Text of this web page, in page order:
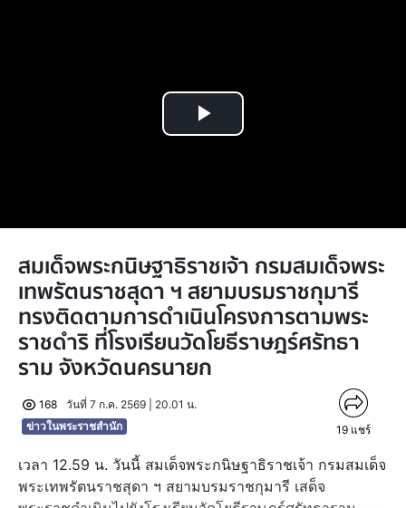
Play
สมเด็จพระกนิษฐาธิราชเจ้า กรมสมเด็จพระ
เทพรัตนราชสุดา ฯ สยามบรมราชกุมารี
ทรงติดตามการดำเนินโครงการตามพระ
ราชดำริ ที่โรงเรียนวัดโยธีราษฎร์ศรัทธา
ราม จังหวัดนครนายก
168
วันที่ 7 ก.ค. 2569 | 20.01 น.
ข่าวในพระราชสำนัก
19 แชร์
เวลา 12.59 น. วันนี้ สมเด็จพระกนิษฐาธิราชเจ้า กรมสมเด็จ
พระเทพรัตนราชสุดา ฯ สยามบรมราชกุมารี เสด็จ